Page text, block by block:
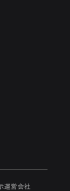
運営会社